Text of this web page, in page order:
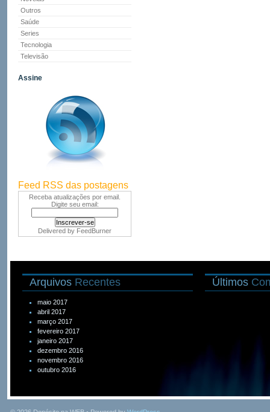
Outros
Saúde
Series
Tecnologia
Televisão
Assine
Feed RSS das postagens
Receba atualizações por email.
Digite seu email:
Delivered by FeedBurner
Arquivos Recentes
maio 2017
abril 2017
março 2017
fevereiro 2017
janeiro 2017
dezembro 2016
novembro 2016
outubro 2016
Últimos